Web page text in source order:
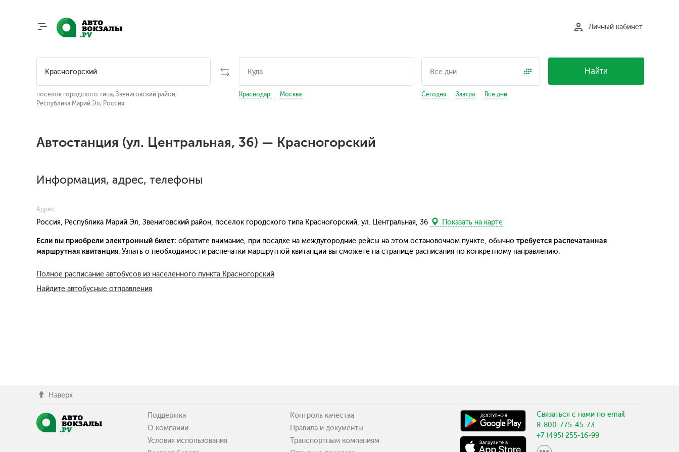
Личный кабинет
поселок городского типа, Звениговский район,
Республика Марий Эл, Россия
Краснодар Москва Сегодня Завтра Все дни
Найти
Автостанция (ул. Центральная, 36) — Красногорский
Информация, адрес, телефоны
Адрес
Россия, Республика Марий Эл, Звениговский район, поселок городского типа Красногорский, ул. Центральная, 36 Показать на карте
Если вы приобрели электронный билет: обратите внимание, при посадке на междугородние рейсы на этом остановочном пункте, обычно требуется распечатанная
маршрутная квитанция. Узнать о необходимости распечатки маршрутной квитанции вы сможете на странице расписания по конкретному направлению.
Полное расписание автобусов из населенного пункта Красногорский
Найдите автобусные отправления
Наверх
Поддержка
О компании
Условия использования
Контроль качества
Правила и документы
Транспортным компаниям
Связаться с нами по email
8-800-775-45-73
+7 (495) 255-16-99